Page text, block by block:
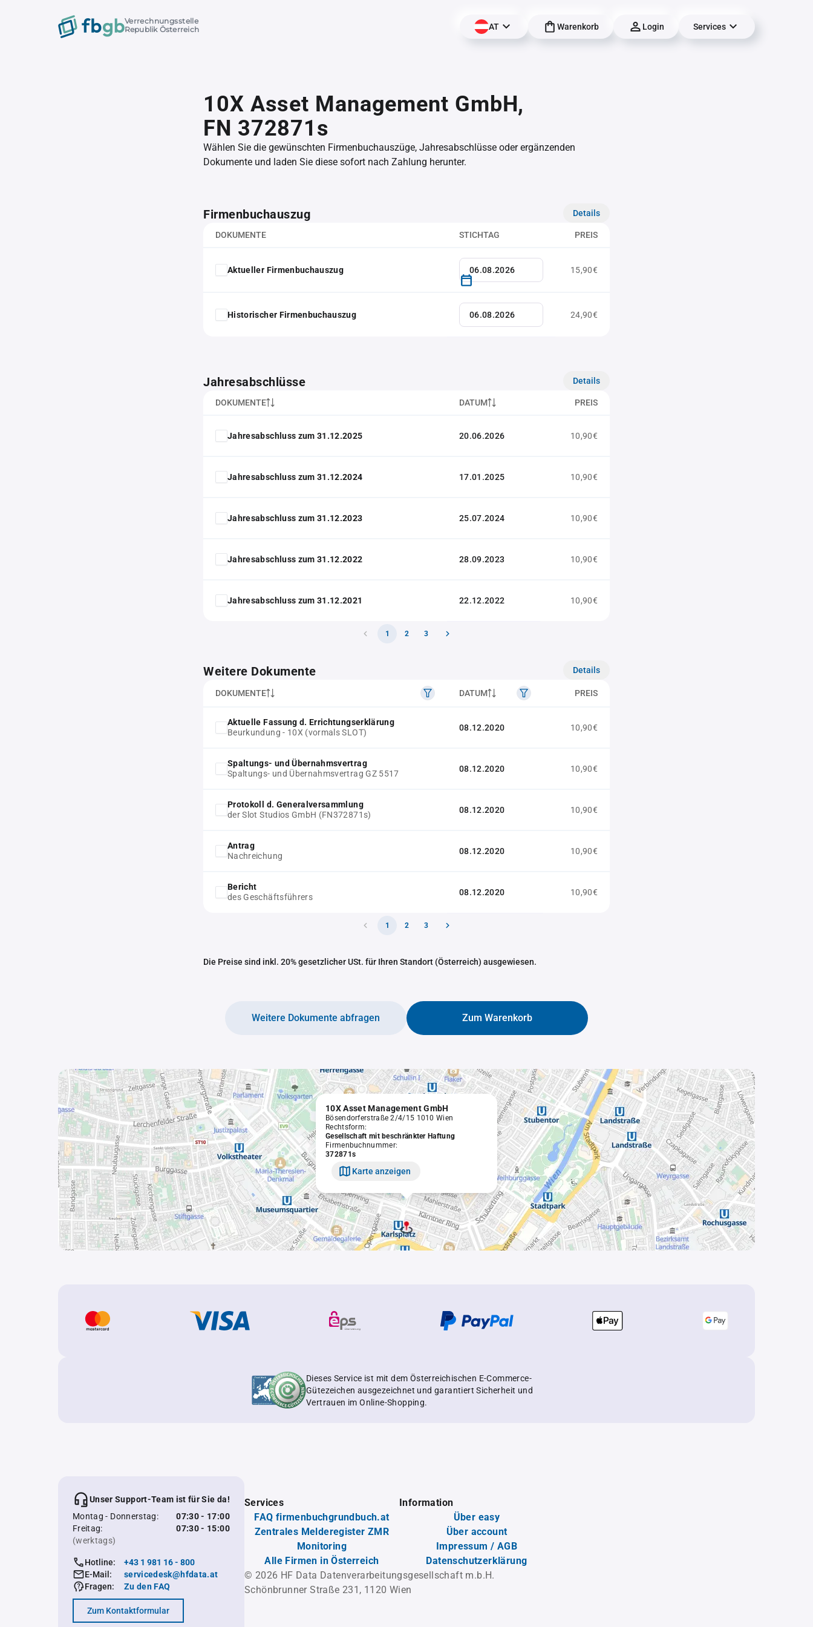
Verrechnungsstelle
Republik Österreich
AT Warenkorb Login Services
10X Asset Management GmbH,
FN 372871s
Wählen Sie die gewünschten Firmenbuchauszüge, Jahresabschlüsse oder ergänzenden
Dokumente und laden Sie diese sofort nach Zahlung herunter.
Firmenbuchauszug Details
DOKUMENTE STICHTAG PREIS
Aktueller Firmenbuchauszug 15,90€
Historischer Firmenbuchauszug 24,90€
Jahresabschlüsse Details
DOKUMENTE DATUM PREIS
Jahresabschluss zum 31.12.2025 20.06.2026 10,90€
Jahresabschluss zum 31.12.2024 17.01.2025 10,90€
Jahresabschluss zum 31.12.2023 25.07.2024 10,90€
Jahresabschluss zum 31.12.2022 28.09.2023 10,90€
Jahresabschluss zum 31.12.2021 22.12.2022 10,90€
1 2 3
Weitere Dokumente Details
DOKUMENTE DATUM PREIS
Aktuelle Fassung d. Errichtungserklärung
Beurkundung - 10X (vormals SLOT)
08.12.2020 10,90€
Spaltungs- und Übernahmsvertrag
Spaltungs- und Übernahmsvertrag GZ 5517
08.12.2020 10,90€
Protokoll d. Generalversammlung
der Slot Studios GmbH (FN372871s)
08.12.2020 10,90€
Antrag
Nachreichung
08.12.2020 10,90€
Bericht
des Geschäftsführers
08.12.2020 10,90€
1 2 3
Die Preise sind inkl. 20% gesetzlicher USt. für Ihren Standort (Österreich) ausgewiesen.
Zum Warenkorb
Weitere Dokumente abfragen
10X Asset Management GmbH
Bösendorferstraße 2/4/15 1010 Wien
Rechtsform:
Gesellschaft mit beschränkter Haftung
Firmenbuchnummer:
372871s
Karte anzeigen
Dieses Service ist mit dem Österreichischen E-Commerce-
Gütezeichen ausgezeichnet und garantiert Sicherheit und
Vertrauen im Online-Shopping.
Unser Support-Team ist für Sie da!
Montag - Donnerstag:
07:30 - 17:00
Freitag:
07:30 - 15:00
(werktags)
Hotline:
+43 1 981 16 - 800
E-Mail:
servicedesk@hfdata.at
Fragen:
Zu den FAQ
Zum Kontaktformular
Services
FAQ firmenbuchgrundbuch.at
Zentrales Melderegister ZMR
Monitoring
Alle Firmen in Österreich
Information
Über easy
Über account
Impressum / AGB
Datenschutzerklärung
© 2026 HF Data Datenverarbeitungsgesellschaft m.b.H.
Schönbrunner Straße 231, 1120 Wien